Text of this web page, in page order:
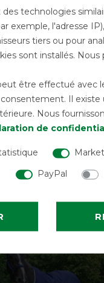
très confortable au
également
poney .
intéresser
technologies
exemple, l'adresse
tiers ou pour
sont installés.
être effectué avec
Il
Nous
de
PayPal